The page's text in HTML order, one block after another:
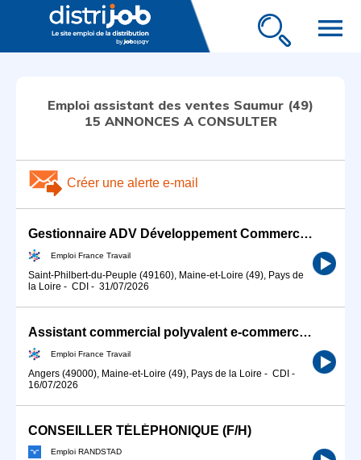
menu
Emploi assistant des ventes Saumur (49)
15 ANNONCES A CONSULTER
Créer une alerte e-mail
Gestionnaire ADV Développement Commercial (H/F)
Emploi France Travail
Saint-Philbert-du-Peuple (49160), Maine-et-Loire (49), Pays de
la Loire - CDI - 31/07/2026
Assistant commercial polyvalent e-commerce (H/F) - Angers (H/F)
Emploi France Travail
Angers (49000), Maine-et-Loire (49), Pays de la Loire - CDI -
16/07/2026
CONSEILLER TÉLÉPHONIQUE (F/H)
Emploi RANDSTAD